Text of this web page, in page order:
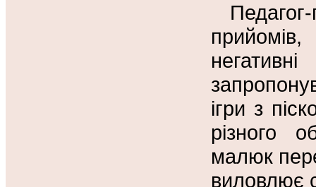
ігри з
різного
малюк
виловлює